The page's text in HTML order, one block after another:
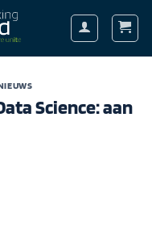
Science: aan